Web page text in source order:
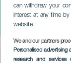
can withdraw your
interest at any time by
website.
We and our partners
Personalised
research and services
Nousu
GRAN
Imagen
Listado